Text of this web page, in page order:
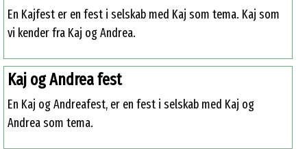
En Kajfest er en fest i selskab med Kaj som tema. Kaj som
vi kender fra Kaj og Andrea.
Kaj og Andrea fest
En Kaj og Andreafest, er en fest i selskab med Kaj og
Andrea som tema.